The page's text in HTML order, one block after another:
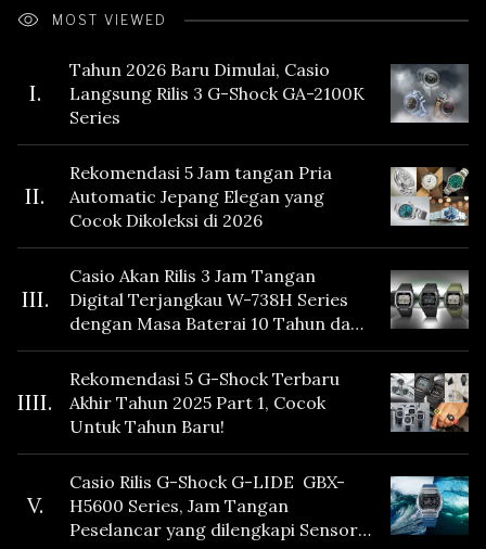
MOST VIEWED
I.
Tahun 2026 Baru Dimulai, Casio
Langsung Rilis 3 G-Shock GA-2100K
Series
II.
Rekomendasi 5 Jam tangan Pria
Automatic Jepang Elegan yang
Cocok Dikoleksi di 2026
III.
Casio Akan Rilis 3 Jam Tangan
Digital Terjangkau W-738H Series
dengan Masa Baterai 10 Tahun dan
Fitur Vibration
IIII.
Rekomendasi 5 G-Shock Terbaru
Akhir Tahun 2025 Part 1, Cocok
Untuk Tahun Baru!
V.
Casio Rilis G-Shock G-LIDE GBX-
H5600 Series, Jam Tangan
Peselancar yang dilengkapi Sensor